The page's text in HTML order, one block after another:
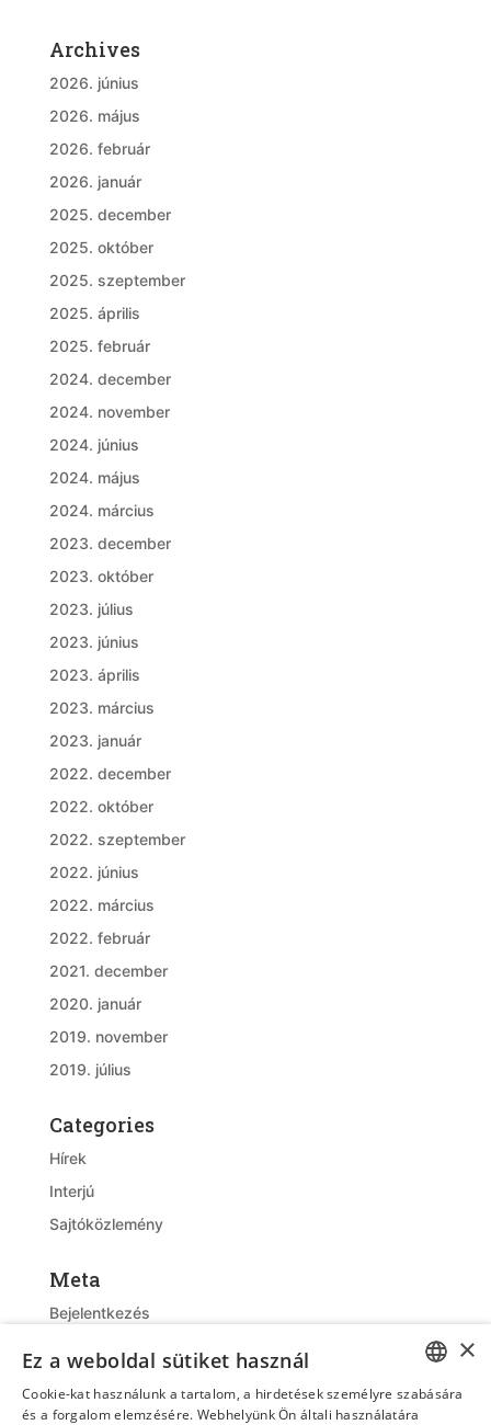
Archives
2026. június
2026. május
2026. február
2026. január
2025. december
2025. október
2025. szeptember
2025. április
2025. február
2024. december
2024. november
2024. június
2024. május
2024. március
2023. december
2023. október
2023. július
2023. június
2023. április
2023. március
2023. január
2022. december
2022. október
2022. szeptember
2022. június
2022. március
2022. február
2021. december
2020. január
2019. november
2019. július
Categories
Hírek
Interjú
Sajtóközlemény
Meta
Bejelentkezés
WordPress Magyarország
HUNGARIAN
×
Ez a weboldal sütiket használ
Cookie-kat használunk a tartalom, a hirdetések személyre szabására
és a forgalom elemzésére. Webhelyünk Ön általi használatára